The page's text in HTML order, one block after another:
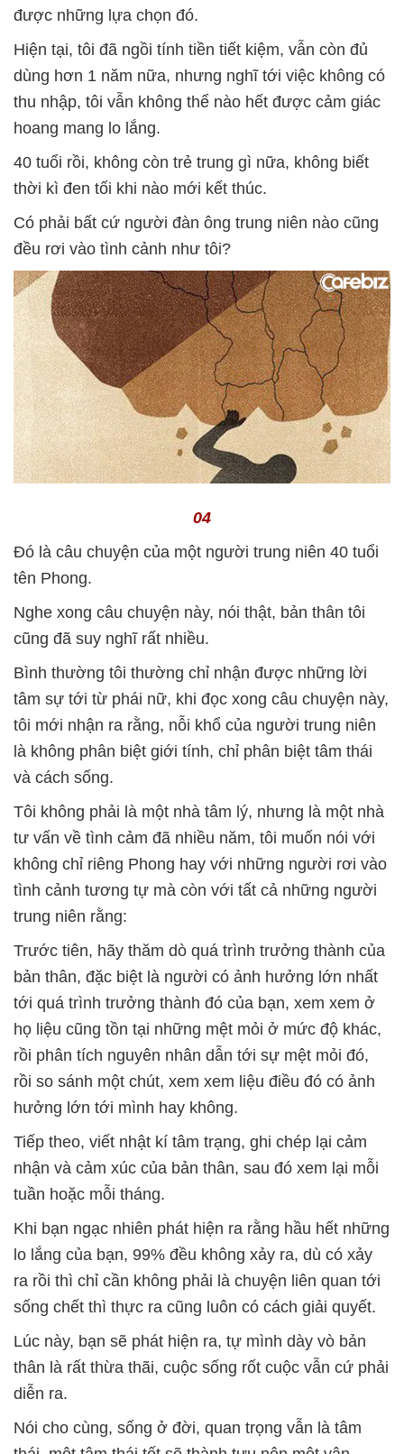
được những lựa chọn đó.
Hiện tại, tôi đã ngồi tính tiền tiết kiệm, vẫn còn đủ
dùng hơn 1 năm nữa, nhưng nghĩ tới việc không có
thu nhập, tôi vẫn không thể nào hết được cảm giác
hoang mang lo lắng.
40 tuổi rồi, không còn trẻ trung gì nữa, không biết
thời kì đen tối khi nào mới kết thúc.
Có phải bất cứ người đàn ông trung niên nào cũng
đều rơi vào tình cảnh như tôi?
04
Đó là câu chuyện của một người trung niên 40 tuổi
tên Phong.
Nghe xong câu chuyện này, nói thật, bản thân tôi
cũng đã suy nghĩ rất nhiều.
Bình thường tôi thường chỉ nhận được những lời
tâm sự tới từ phái nữ, khi đọc xong câu chuyện này,
tôi mới nhận ra rằng, nỗi khổ của người trung niên
là không phân biệt giới tính, chỉ phân biệt tâm thái
và cách sống.
Tôi không phải là một nhà tâm lý, nhưng là một nhà
tư vấn về tình cảm đã nhiều năm, tôi muốn nói với
không chỉ riêng Phong hay với những người rơi vào
tình cảnh tương tự mà còn với tất cả những người
trung niên rằng:
Trước tiên, hãy thăm dò quá trình trưởng thành của
bản thân, đặc biệt là người có ảnh hưởng lớn nhất
tới quá trình trưởng thành đó của bạn, xem xem ở
họ liệu cũng tồn tại những mệt mỏi ở mức độ khác,
rồi phân tích nguyên nhân dẫn tới sự mệt mỏi đó,
rồi so sánh một chút, xem xem liệu điều đó có ảnh
hưởng lớn tới mình hay không.
Tiếp theo, viết nhật kí tâm trạng, ghi chép lại cảm
nhận và cảm xúc của bản thân, sau đó xem lại mỗi
tuần hoặc mỗi tháng.
Khi bạn ngạc nhiên phát hiện ra rằng hầu hết những
lo lắng của bạn, 99% đều không xảy ra, dù có xảy
ra rồi thì chỉ cần không phải là chuyện liên quan tới
sống chết thì thực ra cũng luôn có cách giải quyết.
Lúc này, bạn sẽ phát hiện ra, tự mình dày vò bản
thân là rất thừa thãi, cuộc sống rốt cuộc vẫn cứ phải
diễn ra.
Nói cho cùng, sống ở đời, quan trọng vẫn là tâm